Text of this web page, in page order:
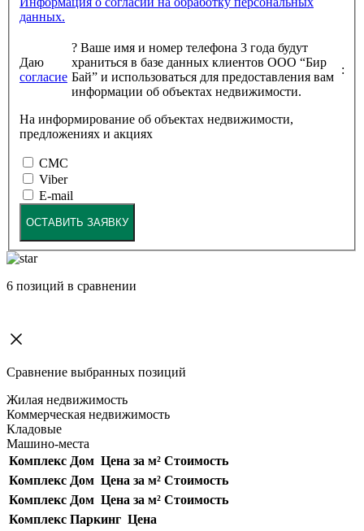
данных.
Даю
согласие
? Ваше имя и номер телефона 3 года будут
храниться в базе данных клиентов ООО “Бир
Бай” и использоваться для предоставления вам
информации об объектах недвижимости.
:
На информирование об объектах недвижимости,
предложениях и акциях
СМС
Viber
E-mail
ОСТАВИТЬ ЗАЯВКУ
6 позиций в сравнении
Сравнение выбранных позиций
Жилая недвижимость
Коммерческая недвижимость
Кладовые
Машино-места
Комплекс Дом Цена за м² Стоимость
Комплекс Дом Цена за м² Стоимость
Комплекс Дом Цена за м² Стоимость
Комплекс Паркинг Цена